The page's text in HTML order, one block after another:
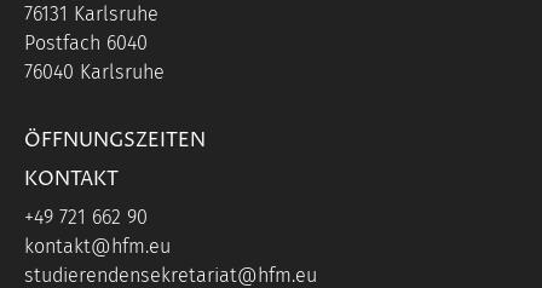
76131 Karlsruhe
Postfach 6040
76040 Karlsruhe
ÖFFNUNGSZEITEN
KONTAKT
+49 721 662 90
kontakt@hfm.eu
studierendensekretariat@hfm.eu